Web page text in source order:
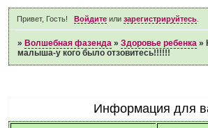
Привет, Гость! Войдитеили зарегистрируйтесь.
» Волшебная фазенда »Здоровье ребенка »
малыша-у кого было отзовитесь!!!!!!
Информация для